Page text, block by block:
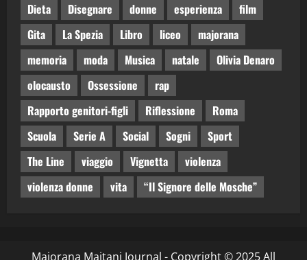
Dieta
Disegnare donne esperienza
film
Gita
La Spezia Libro liceo
majorana
memoria
moda Musica natale
Olivia Denaro
olocausto
Ossessione
rap
Rapporto genitori-figli
Riflessione
Roma
Scuola
Serie A Social Sogni
Sport
The Line
viaggio Vignetta
violenza
violenza donne
vita “Il Signore delle Mosche”
Majorana Maitani Journal - Copyright © 2025 All